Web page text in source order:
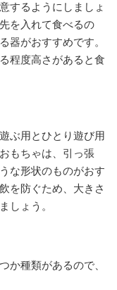
するようにしましょ
を入れて食べるの
器がおすすめです。
程度高さがあると食
ぶ用とひとり遊び用
もちゃは、引っ張
な形状のものがおす
を防ぐため、大きさ
しょう。
か種類があるので、